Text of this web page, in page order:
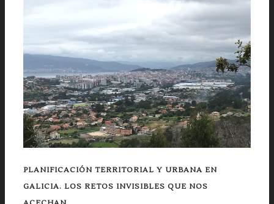
PLANIFICACIÓN TERRITORIAL Y URBANA EN
GALICIA. LOS RETOS INVISIBLES QUE NOS